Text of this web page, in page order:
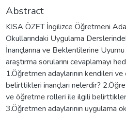
Abstract
KISA ÖZET İngilizce Öğretmeni
Okullarındaki Uygulama
İnançlarına ve Beklentilerine Uyumu
araştırma sorularını cevaplamayı
1.Öğretmen adaylarının kendileri
belirttikleri inançları nelerdir?
ve öğretme rolleri ile ilgili
3.Öğretmen adaylarının uygulama